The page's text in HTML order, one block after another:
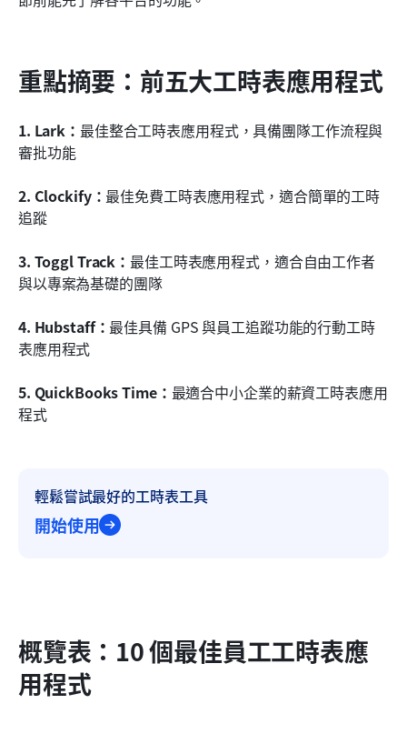
重點摘要：前五大工時表應用程式
1. Lark： 最佳整合工時表應用程式，具備團隊工作流程與
審批功能
2. Clockify： 最佳免費工時表應用程式，適合簡單的工時
追蹤
3. Toggl Track： 最佳工時表應用程式，適合自由工作者
與以專案為基礎的團隊
4. Hubstaff： 最佳具備 GPS 與員工追蹤功能的行動工時
表應用程式
5. QuickBooks Time： 最適合中小企業的薪資工時表應用
程式
輕鬆嘗試最好的工時表工具
開始使用
概覽表：10 個最佳員工工時表應
用程式
相關閱讀